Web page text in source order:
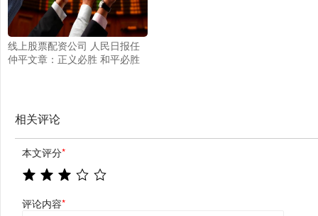
线上股票配资公司 人民日报任
仲平文章：正义必胜 和平必胜
相关评论
本文评分*
评论内容*